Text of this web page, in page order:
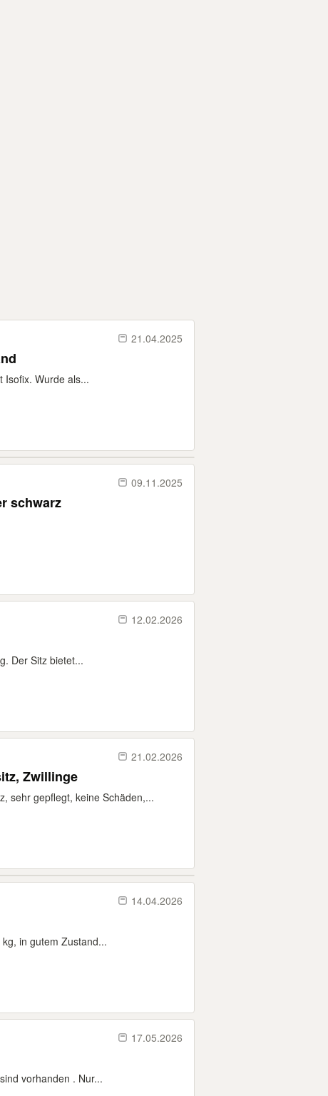
21.04.2025
Isofix. Wurde als...
09.11.2025
schwarz
12.02.2026
Der Sitz bietet...
21.02.2026
Zwillinge
sehr gepflegt, keine Schäden,...
14.04.2026
in gutem Zustand...
17.05.2026
vorhanden . Nur...